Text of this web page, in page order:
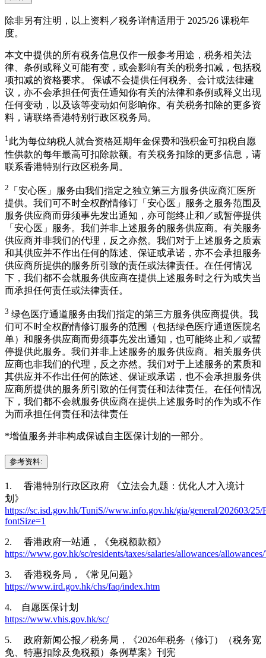
除非另有注明，以上资料／税务详情适用于 2025/26 课税年
度。
本文中提供的所有税务信息仅作一般参考用途，税务相关法
律、条例或释义可能有变，或会影响有关的税务扣减，包括税
项扣减的资格要求。 保诚不会提供任何税务、会计或法律建
议，亦不会承担任何责任通知你有关的法律和条例或释义出现
任何变动，以及该等变动如何影响你。有关税务扣除的更多资
料，请联络香港特别行政区税务局。
1此为每位纳税人就合资格延期年金保费和强积金可扣税自愿
性供款的每年最高可扣除款额。有关税务扣除的更多信息，请
联系香港特别行政区税务局。
2
「安心医」服务由我们指定之独立第三方服务供应商汇医所
提供。我们可不时全权酌情修订「安心医」服务之服务范围及
服务供应商而毋须事先发出通知，亦可能终止和／或暂停提供
「安心医」服务。我们并非上述服务的服务供应商。有关服务
供应商并非我们的代理，反之亦然。我们对于上述服务之质素
和其供应并不作出任何的陈述、保证或承诺，亦不会承担服务
供应商所提供的服务所引致的责任或法律责任。在任何情况
下，我们都不会就服务供应商在提供上述服务时之行为或失当
而承担任何责任或法律责任。
3 绿色医疗通道服务由我们指定的第三方服务供应商提供。我
们可不时全权酌情修订服务的范围（包括绿色医疗通道医院名
单）和服务供应商而毋须事先发出通知，也可能终止和／或暂
停提供此服务。我们并非上述服务的服务供应商。相关服务供
应商也非我们的代理，反之亦然。我们对于上述服务的素质和
其供应并不作出任何的陈述、保证或承诺，也不会承担服务供
应商所提供的服务所引致的任何责任和法律责任。在任何情况
下，我们都不会就服务供应商在提供上述服务时的作为或不作
为而承担任何责任和法律责任
*增值服务并非构成保诚自主医保计划的一部分。
参考资料:
1. 香港特别行政区政府 《立法会九题：优化人才入境计
划》
https://sc.isd.gov.hk/TuniS//www.info.gov.hk/gia/general/202603/25/
fontSize=1
2. 香港政府一站通，《免税额款额》
https://www.gov.hk/sc/residents/taxes/salaries/allowances/
3. 香港税务局，《常见问题》
https://www.ird.gov.hk/chs/faq/index.htm
4. 自愿医保计划
https://www.vhis.gov.hk/sc/
5. 政府新闻公报／税务局，《2026年税务（修订）（税务宽
免、特惠扣除及免税额）条例草案》刊宪